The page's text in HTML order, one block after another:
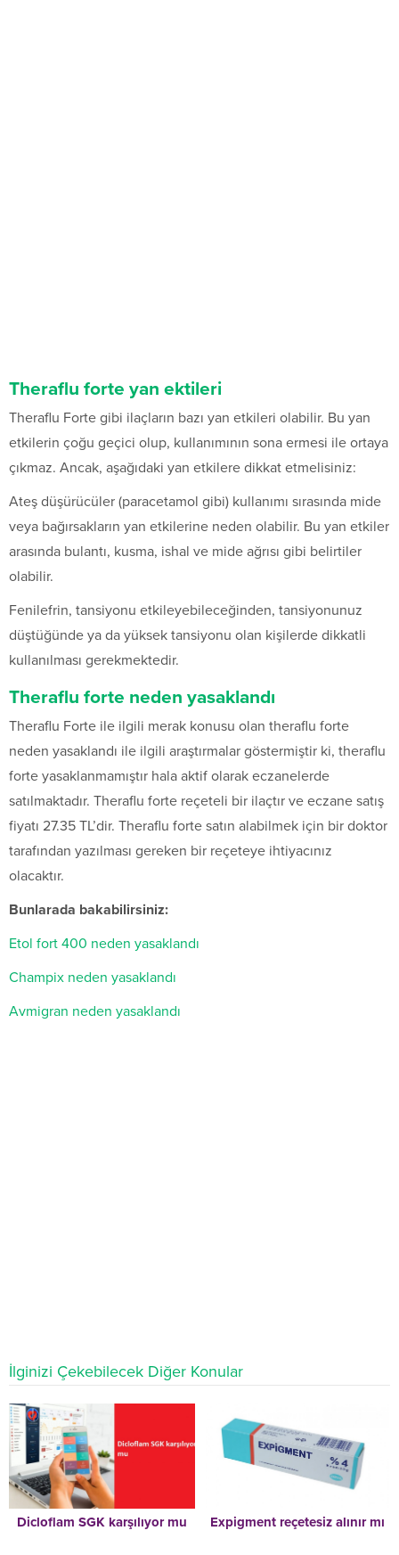
Theraflu forte yan ektileri
Theraflu Forte gibi ilaçların bazı yan etkileri olabilir. Bu yan
etkilerin çoğu geçici olup, kullanımının sona ermesi ile ortaya
çıkmaz. Ancak, aşağıdaki yan etkilere dikkat etmelisiniz:
Ateş düşürücüler (paracetamol gibi) kullanımı sırasında mide
veya bağırsakların yan etkilerine neden olabilir. Bu yan etkiler
arasında bulantı, kusma, ishal ve mide ağrısı gibi belirtiler
olabilir.
Fenilefrin, tansiyonu etkileyebileceğinden, tansiyonunuz
düştüğünde ya da yüksek tansiyonu olan kişilerde dikkatli
kullanılması gerekmektedir.
Theraflu forte neden yasaklandı
Theraflu Forte ile ilgili merak konusu olan theraflu forte
neden yasaklandı ile ilgili araştırmalar göstermiştir ki, theraflu
forte yasaklanmamıştır hala aktif olarak eczanelerde
satılmaktadır. Theraflu forte reçeteli bir ilaçtır ve eczane satış
fiyatı 27.35 TL’dir. Theraflu forte satın alabilmek için bir doktor
tarafından yazılması gereken bir reçeteye ihtiyacınız
olacaktır.
Bunlarada bakabilirsiniz:
Etol fort 400 neden yasaklandı
Champix neden yasaklandı
Avmigran neden yasaklandı
İlginizi Çekebilecek Diğer Konular
Dicloflam SGK karşılıyor mu Expigment reçetesiz alınır mı